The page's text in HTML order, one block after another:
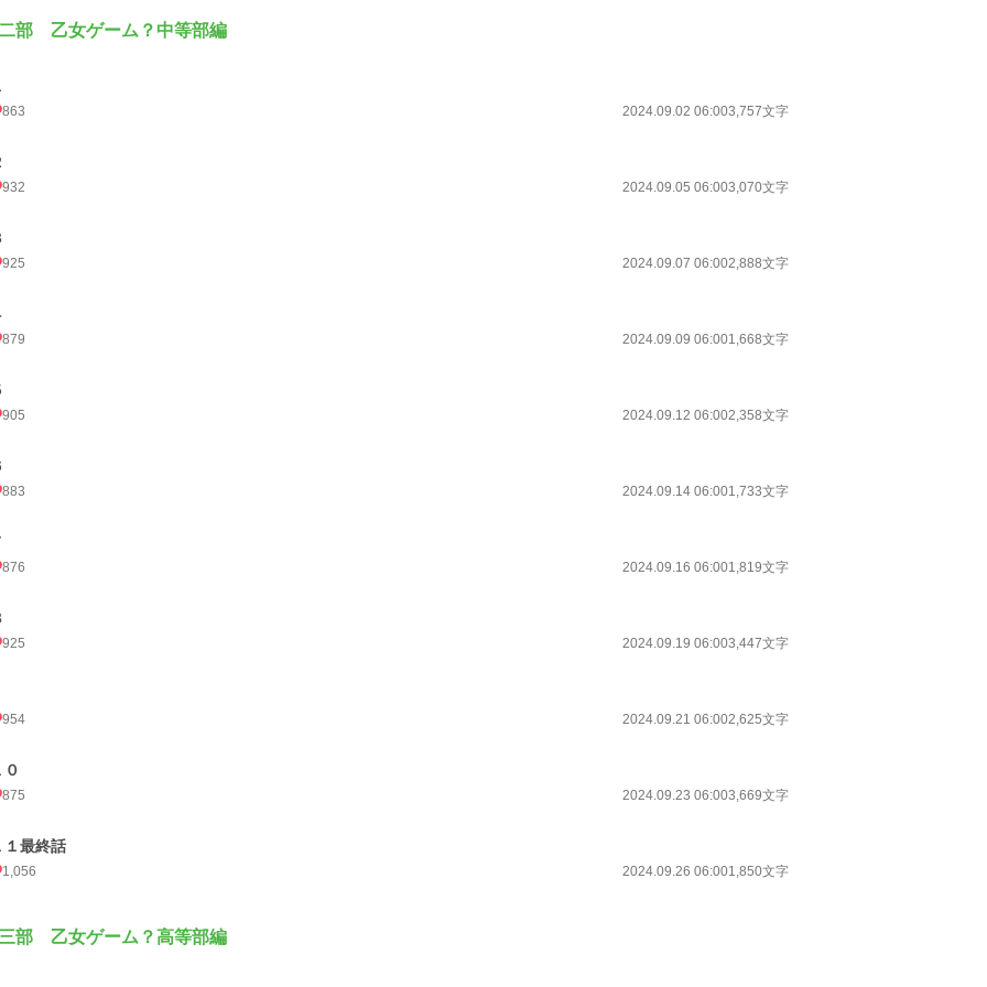
部 乙女ゲーム？中等部編
863 2024.09.02 06:003,757文字
932 2024.09.05 06:003,070文字
925 2024.09.07 06:002,888文字
879 2024.09.09 06:001,668文字
905 2024.09.12 06:002,358文字
883 2024.09.14 06:001,733文字
876 2024.09.16 06:001,819文字
925 2024.09.19 06:003,447文字
954 2024.09.21 06:002,625文字
０
875 2024.09.23 06:003,669文字
１最終話
1,056 2024.09.26 06:001,850文字
部 乙女ゲーム？高等部編